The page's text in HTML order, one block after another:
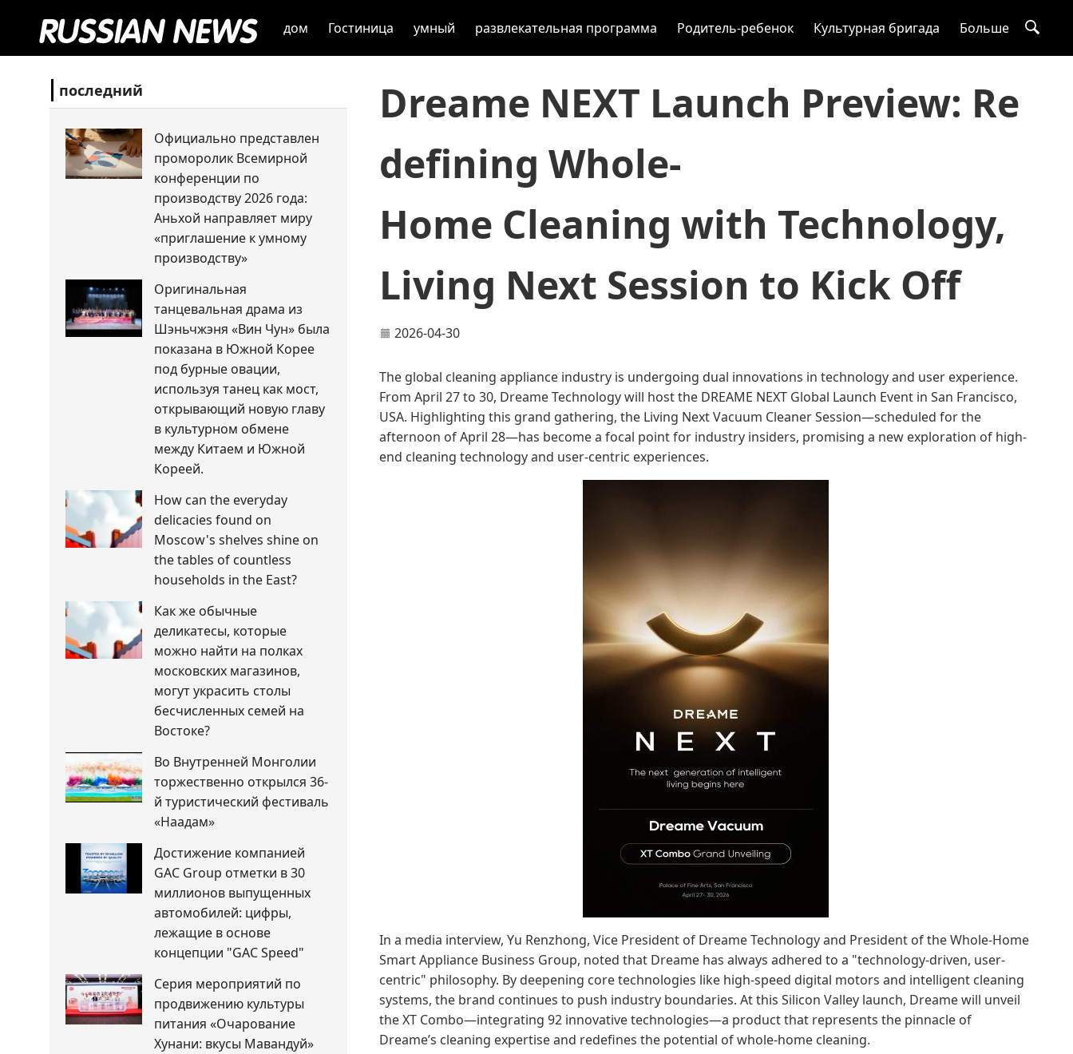
дом Гостиница умный развлекательная программа Родитель-ребенок Культурная бригада Больше
последний
Официально представлен
проморолик Всемирной
конференции по
производству 2026 года:
Аньхой направляет миру
«приглашение к умному
производству»
Оригинальная
танцевальная драма из
Шэньчжэня «Вин Чун» была
показана в Южной Корее
под бурные овации,
используя танец как мост,
открывающий новую главу
в культурном обмене
между Китаем и Южной
Кореей.
How can the everyday
delicacies found on
Moscow's shelves shine on
the tables of countless
households in the East?
Как же обычные
деликатесы, которые
можно найти на полках
московских магазинов,
могут украсить столы
бесчисленных семей на
Востоке?
Во Внутренней Монголии
торжественно открылся 36-
й туристический фестиваль
«Наадам»
Достижение компанией
GAC Group отметки в 30
миллионов выпущенных
автомобилей: цифры,
лежащие в основе
концепции "GAC Speed"
Серия мероприятий по
продвижению культуры
питания «Очарование
Хунани: вкусы Мавандуй»
Dreame NEXT Launch Preview: Re
defining Whole-
Home Cleaning with Technology,
Living Next Session to Kick Off
2026-04-30
The global cleaning appliance industry is undergoing dual innovations in technology and user experience.
From April 27 to 30, Dreame Technology will host the DREAME NEXT Global Launch Event in San Francisco,
USA. Highlighting this grand gathering, the Living Next Vacuum Cleaner Session—scheduled for the
afternoon of April 28—has become a focal point for industry insiders, promising a new exploration of high-
end cleaning technology and user-centric experiences.
In a media interview, Yu Renzhong, Vice President of Dreame Technology and President of the Whole-Home
Smart Appliance Business Group, noted that Dreame has always adhered to a "technology-driven, user-
centric" philosophy. By deepening core technologies like high-speed digital motors and intelligent cleaning
systems, the brand continues to push industry boundaries. At this Silicon Valley launch, Dreame will unveil
the XT Combo—integrating 92 innovative technologies—a product that represents the pinnacle of
Dreame’s cleaning expertise and redefines the potential of whole-home cleaning.